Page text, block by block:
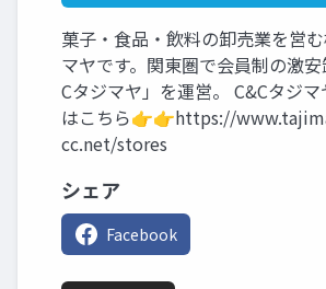
菓子・食品・飲料の卸売業を営
マヤです。関東圏で会員制の激
Cタジマヤ」を運営。 C&Cタジ
はこちら👉️👉️https://
cc.net/stores
シェア
Facebook